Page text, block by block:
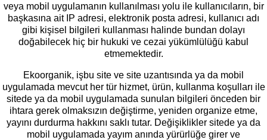
veya mobil uygulamanın kullanılması yolu ile kullanıcıların, bir
başkasına ait IP adresi, elektronik posta adresi, kullanıcı adı
gibi kişisel bilgileri kullanması halinde bundan dolayı
doğabilecek hiç bir hukuki ve cezai yükümlülüğü kabul
etmemektedir.
Ekoorganik, işbu site ve site uzantısında ya da mobil
uygulamada mevcut her tür hizmet, ürün, kullanma koşulları ile
sitede ya da mobil uygulamada sunulan bilgileri önceden bir
ihtara gerek olmaksızın değiştirme, yeniden organize etme,
yayını durdurma hakkını saklı tutar. Değişiklikler sitede ya da
mobil uygulamada yayım anında yürürlüğe girer ve